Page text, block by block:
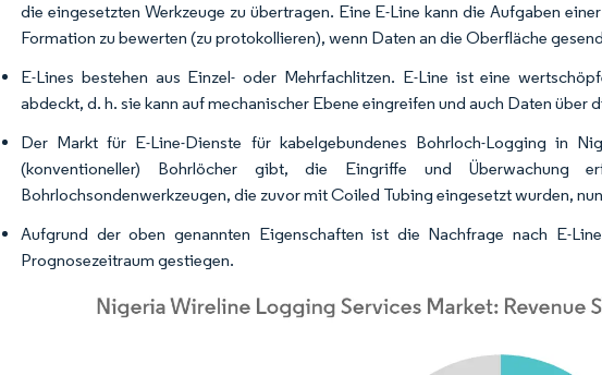
die eingesetzten Werkzeuge zu übertragen. Eine E-Line kann die Aufgaben
Formation zu bewerten (zu protokollieren), wenn Daten an die Oberfläche
E-Lines bestehen aus Einzel- oder Mehrfachlitzen. E-Line ist eine
abdeckt, d. h. sie kann auf mechanischer Ebene eingreifen und auch Daten über
Der Markt für E-Line-Dienste für kabelgebundenes Bohrloch-Logging in
(konventioneller) Bohrlöcher gibt, die Eingriffe und Überwachung
Bohrlochsondenwerkzeugen, die zuvor mit Coiled Tubing eingesetzt wurden,
Aufgrund der oben genannten Eigenschaften ist die Nachfrage nach E-
Prognosezeitraum gestiegen.